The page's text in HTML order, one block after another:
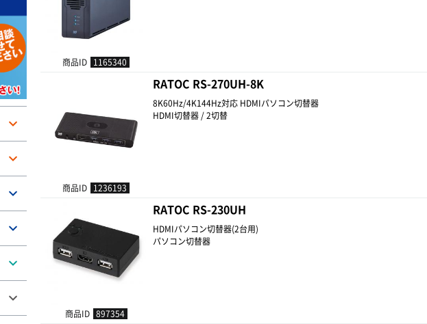
商品ID 1165340
商品ID 1236193
RATOC RS-270UH-8K
8K60Hz/4K144Hz対応 HDMIパソコン切替器
HDMI切替器 / 2切替
商品ID 897354
RATOC RS-230UH
HDMIパソコン切替器(2台用)
パソコン切替器